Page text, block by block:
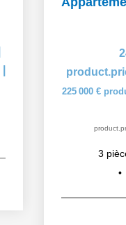
225 000 €
3